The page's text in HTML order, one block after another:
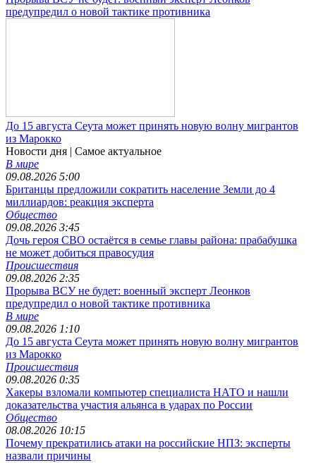
предупредил о новой тактике противника
До 15 августа Сеута может принять новую волну мигрантов
из Марокко
Новости дня | Самое актуальное
В мире
09.08.2026 5:00
Британцы предложили сократить население Земли до 4
миллиардов: реакция эксперта
Общество
09.08.2026 3:45
Дочь героя СВО остаётся в семье главы района: прабабушка
не может добиться правосудия
Происшествия
09.08.2026 2:35
Прорыва ВСУ не будет: военный эксперт Леонков
предупредил о новой тактике противника
В мире
09.08.2026 1:10
До 15 августа Сеута может принять новую волну мигрантов
из Марокко
Происшествия
09.08.2026 0:35
Хакеры взломали компьютер специалиста НАТО и нашли
доказательства участия альянса в ударах по России
Общество
08.08.2026 10:15
Почему прекратились атаки на российские НПЗ: эксперты
назвали причины